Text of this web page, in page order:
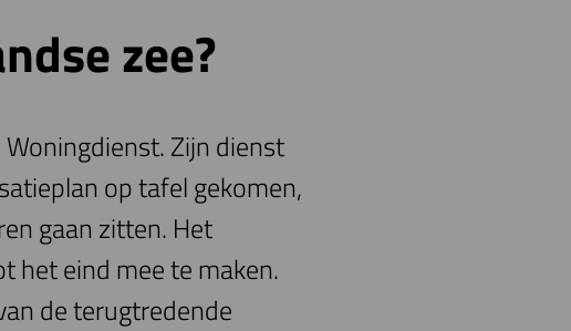
zee?
Zijn dienst
op tafel gekomen,
gaan zitten. Het
het eind mee te maken.
de terugtredende